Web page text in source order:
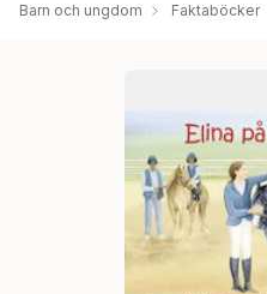
Barn och ungdom Faktaböcker